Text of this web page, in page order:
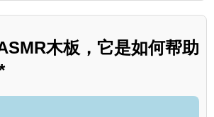
木板，它是如何帮助